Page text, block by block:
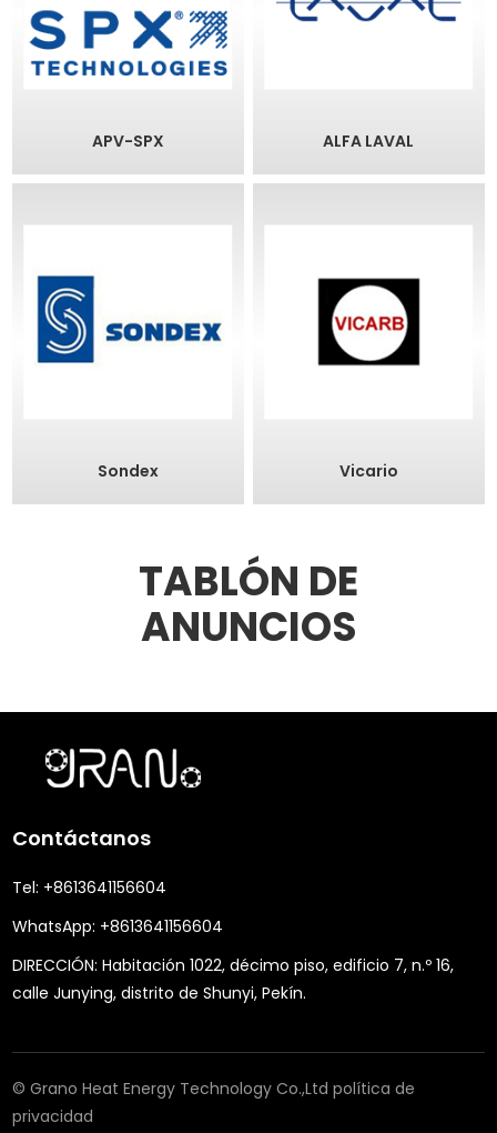
APV-SPX ALFA LAVAL
Sondex Vicario
TABLÓN DE
ANUNCIOS
Contáctanos
Tel: +8613641156604
WhatsApp: +8613641156604
DIRECCIÓN: Habitación 1022, décimo piso, edificio 7, n.º 16,
calle Junying, distrito de Shunyi, Pekín.
© Grano Heat Energy Technology Co.,Ltdpolítica de
privacidad